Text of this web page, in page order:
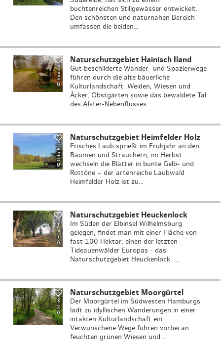
buchtenreichen Stillgewässer entwickelt.
Den schönsten und naturnahen Bereich
umfassen die beiden…
© Viridi Silva Naturschutzgebiet Hainisch Iland
Gut beschilderte Wander- und Spazierwege
führen durch die alte bäuerliche
Kulturlandschaft. Weiden, Wiesen und
Äcker, Obstgärten sowie das bewaldete Tal
des Alster-Nebenflusses…
©
U
d
o
K
r
u
s
e
S
t
o
c
k
A
d
o
b
e
4
3
0
3
5
2
9
9
1 Naturschutzgebiet Heimfelder Holz
Frisches Laub sprießt im Frühjahr an den
Bäumen und Sträuchern, im Herbst
wechseln die Blätter in bunte Gelb- und
Rottöne – der artenreiche Laubwald
Heimfelder Holz ist zu…
©
F
r
a
u
El
b
vill
e Naturschutzgebiet Heuckenlock
Im Süden der Elbinsel Wilhelmsburg
gelegen, findet man mit einer Fläche von
fast 100 Hektar, einen der letzten
Tideauenwälder Europas - das
Naturschutzgebiet Heuckenlock. …
© M. Rode Naturschutzgebiet Moorgürtel
Der Moorgürtel im Südwesten Hamburgs
lädt zu idyllischen Wanderungen in einer
intakten Kulturlandschaft ein.
Verwunschene Wege führen vorbei an
feuchten grünen Wiesen und…